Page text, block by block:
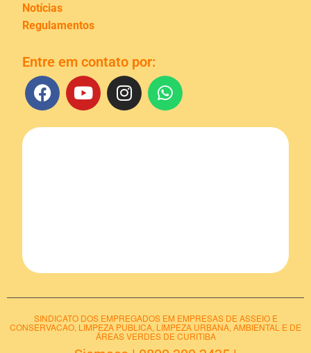
Notícias
Regulamentos
Entre em contato por:
SINDICATO DOS EMPREGADOS EM EMPRESAS DE ASSEIO E
CONSERVACAO, LIMPEZA PUBLICA, LIMPEZA URBANA, AMBIENTAL E DE
ÁREAS VERDES DE CURITIBA